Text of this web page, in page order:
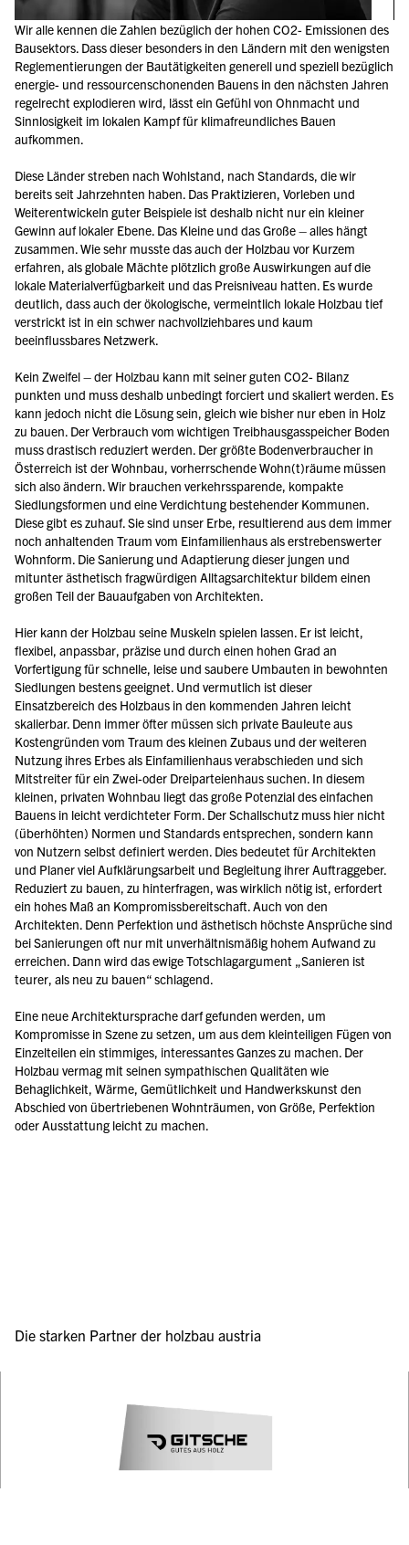
Wir alle kennen die Zahlen bezüglich der hohen CO2- Emissionen des
Bausektors. Dass dieser besonders in den Ländern mit den wenigsten
Reglementierungen der Bautätigkeiten generell und speziell bezüglich
energie- und ressourcenschonenden Bauens in den nächsten Jahren
regelrecht explodieren wird, lässt ein Gefühl von Ohnmacht und
Sinnlosigkeit im lokalen Kampf für klimafreundliches Bauen
aufkommen.
Diese Länder streben nach Wohlstand, nach Standards, die wir
bereits seit Jahrzehnten haben. Das Praktizieren, Vorleben und
Weiterentwickeln guter Beispiele ist deshalb nicht nur ein kleiner
Gewinn auf lokaler Ebene. Das Kleine und das Große – alles hängt
zusammen. Wie sehr musste das auch der Holzbau vor Kurzem
erfahren, als globale Mächte plötzlich große Auswirkungen auf die
lokale Materialverfügbarkeit und das Preisniveau hatten. Es wurde
deutlich, dass auch der ökologische, vermeintlich lokale Holzbau tief
verstrickt ist in ein schwer nachvollziehbares und kaum
beeinflussbares Netzwerk.
Kein Zweifel – der Holzbau kann mit seiner guten CO2- Bilanz
punkten und muss deshalb unbedingt forciert und skaliert werden. Es
kann jedoch nicht die Lösung sein, gleich wie bisher nur eben in Holz
zu bauen. Der Verbrauch vom wichtigen Treibhausgasspeicher Boden
muss drastisch reduziert werden. Der größte Bodenverbraucher in
Österreich ist der Wohnbau, vorherrschende Wohn(t)räume müssen
sich also ändern. Wir brauchen verkehrssparende, kompakte
Siedlungsformen und eine Verdichtung bestehender Kommunen.
Diese gibt es zuhauf. Sie sind unser Erbe, resultierend aus dem immer
noch anhaltenden Traum vom Einfamilienhaus als erstrebenswerter
Wohnform. Die Sanierung und Adaptierung dieser jungen und
mitunter ästhetisch fragwürdigen Alltagsarchitektur bildem einen
großen Teil der Bauaufgaben von Architekten.
Hier kann der Holzbau seine Muskeln spielen lassen. Er ist leicht,
flexibel, anpassbar, präzise und durch einen hohen Grad an
Vorfertigung für schnelle, leise und saubere Umbauten in bewohnten
Siedlungen bestens geeignet. Und vermutlich ist dieser
Einsatzbereich des Holzbaus in den kommenden Jahren leicht
skalierbar. Denn immer öfter müssen sich private Bauleute aus
Kostengründen vom Traum des kleinen Zubaus und der weiteren
Nutzung ihres Erbes als Einfamilienhaus verabschieden und sich
Mitstreiter für ein Zwei-oder Dreiparteienhaus suchen. In diesem
kleinen, privaten Wohnbau liegt das große Potenzial des einfachen
Bauens in leicht verdichteter Form. Der Schallschutz muss hier nicht
(überhöhten) Normen und Standards entsprechen, sondern kann
von Nutzern selbst definiert werden. Dies bedeutet für Architekten
und Planer viel Aufklärungsarbeit und Begleitung ihrer Auftraggeber.
Reduziert zu bauen, zu hinterfragen, was wirklich nötig ist, erfordert
ein hohes Maß an Kompromissbereitschaft. Auch von den
Architekten. Denn Perfektion und ästhetisch höchste Ansprüche sind
bei Sanierungen oft nur mit unverhältnismäßig hohem Aufwand zu
erreichen. Dann wird das ewige Totschlagargument „Sanieren ist
teurer, als neu zu bauen“ schlagend.
Eine neue Architektursprache darf gefunden werden, um
Kompromisse in Szene zu setzen, um aus dem kleinteiligen Fügen von
Einzelteilen ein stimmiges, interessantes Ganzes zu machen. Der
Holzbau vermag mit seinen sympathischen Qualitäten wie
Behaglichkeit, Wärme, Gemütlichkeit und Handwerkskunst den
Abschied von übertriebenen Wohnträumen, von Größe, Perfektion
oder Ausstattung leicht zu machen.
Die starken Partner der holzbau austria